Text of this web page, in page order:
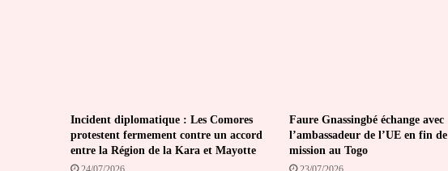
Incident diplomatique : Les Comores
protestent fermement contre un accord
entre la Région de la Kara et Mayotte
Faure Gnassingbé échange avec
l’ambassadeur de l’UE en fin de
mission au Togo